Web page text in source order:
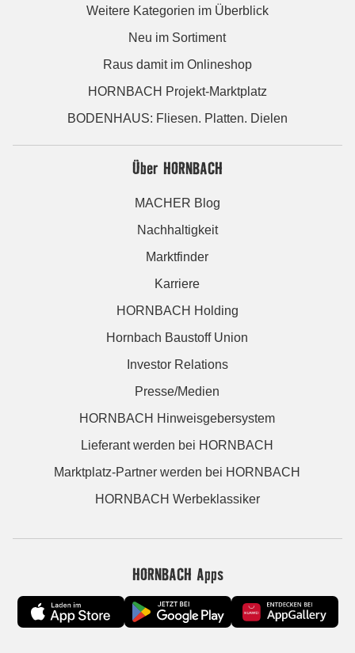
Weitere Kategorien im Überblick
Neu im Sortiment
Raus damit im Onlineshop
HORNBACH Projekt-Marktplatz
BODENHAUS: Fliesen. Platten. Dielen
Über HORNBACH
MACHER Blog
Nachhaltigkeit
Marktfinder
Karriere
HORNBACH Holding
Hornbach Baustoff Union
Investor Relations
Presse/Medien
HORNBACH Hinweisgebersystem
Lieferant werden bei HORNBACH
Marktplatz-Partner werden bei HORNBACH
HORNBACH Werbeklassiker
HORNBACH Apps